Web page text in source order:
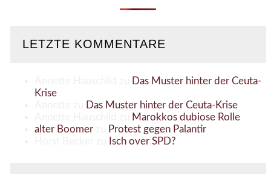
LETZTE KOMMENTARE
Das Muster hinter der Ceuta-
Krise
Das Muster hinter der Ceuta-Krise
Marokkos dubiose Rolle
alter Boomerzu
Protest gegen Palantir
Isch over SPD?